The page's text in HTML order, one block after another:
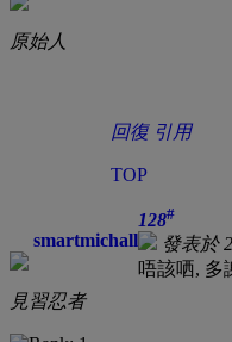
原始人
回復 引用
TOP
smartmichall
見習忍者
128#
發表於
唔該哂, 多